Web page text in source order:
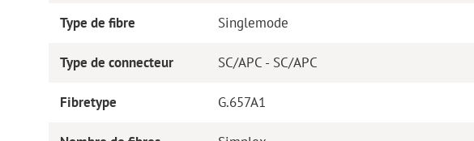
Type de fibre Singlemode
Type de connecteur SC/APC - SC/APC
Fibretype G.657A1